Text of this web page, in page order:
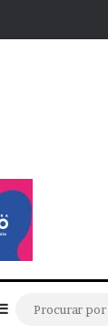
Barra Lateral